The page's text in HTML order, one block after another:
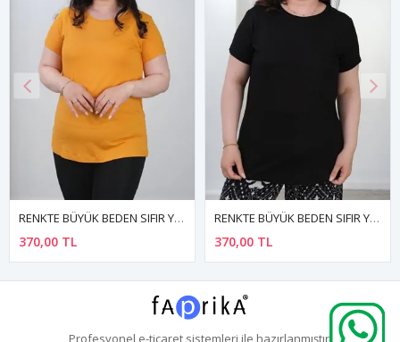
370,00 TL
RENKTE BÜYÜK BEDEN U YAKA HAKİ BLUZ
290,00 TL
Profesyonel e-ticaretsistemleri ile hazırlanmıştır.